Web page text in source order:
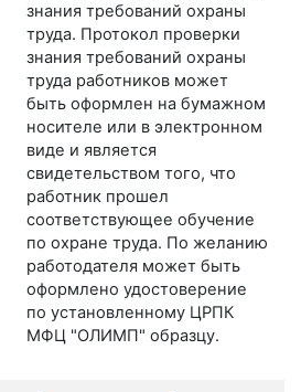
знания требований охраны
труда. Протокол проверки
знания требований охраны
труда работников может
быть оформлен на бумажном
носителе или в электронном
виде и является
свидетельством того, что
работник прошел
соответствующее обучение
по охране труда. По желанию
работодателя может быть
оформлено удостоверение
по установленному ЦРПК
МФЦ "ОЛИМП" образцу.